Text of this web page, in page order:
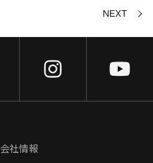
NEXT
会社情報